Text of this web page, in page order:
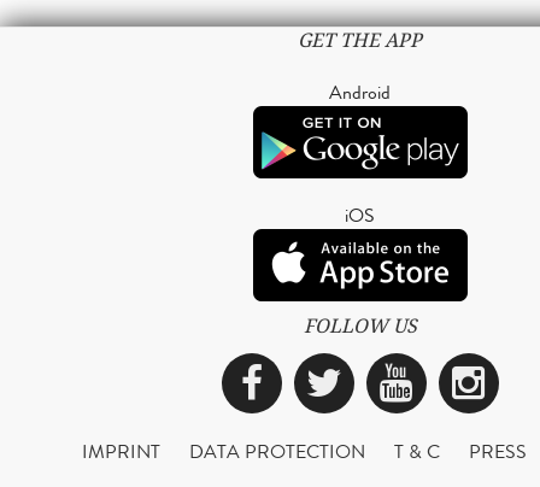
GET THE APP
Android
iOS
FOLLOW US
Facebook
Twitter
IMPRINT DATA PROTECTION T & C
PRESS